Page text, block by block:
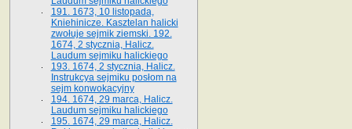
191. 1673, 10 listopada,
Kniehinicze. Kasztelan halicki
zwołuje sejmik ziemski. 192.
1674, 2 stycznia, Halicz.
Laudum sejmiku halickiego
193. 1674, 2 stycznia, Halicz.
Instrukcya sejmiku posłom na
sejm konwokacyjny
194. 1674, 29 marca, Halicz.
Laudum sejmiku halickiego
195. 1674, 29 marca, Halicz.